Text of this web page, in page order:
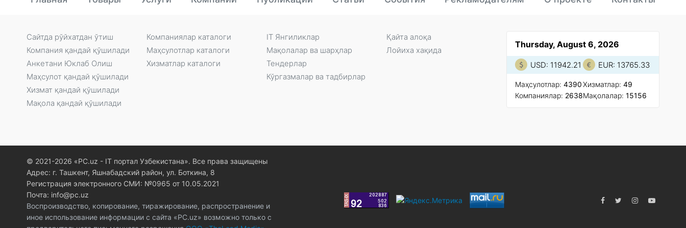
Thursday, August 6, 2026
USD: 11942.21 EUR: 13765.33
Маҳсулотлар: 4390
Компаниялар: 2638
Xизматлар: 49
Мақолалар: 15156
Сайтда рўйxатдан ўтиш
Компания қандай қўшилади
Анкетани Юклаб Олиш
Маҳсулот қандай қўшилади
Xизмат қандай қўшилади
Мақола қандай қўшилади
Компаниялар каталоги
Маҳсулотлар каталоги
Xизматлар каталоги
IT Янгиликлар
Мақолалар ва шарҳлар
Тендерлар
Кўргазмалар ва тадбирлар
Қайта алоқа
Лойиха хақида
© 2021-2026 «PC.uz - IT портал Узбекистана». Все права защищены
Адрес: г. Ташкент, Яшнабадский район, ул. Боткина, 8
Регистрация электронного СМИ: №0965 от 10.05.2021
Почта: info@pc.uz
Воспроизводство, копирование, тиражирование, распространение и
иное использование информации с сайта «PC.uz» возможно только с